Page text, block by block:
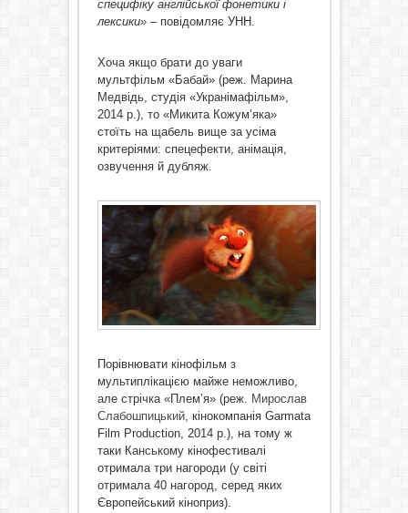
специфіку англійської фонетики і
лексики»– повідомляє УНН.
Хоча якщо брати до уваги
мультфільм «Бабай» (реж. Марина
Медвідь, студія «Укранімафільм»,
2014 р.), то «Микита Кожум’яка»
стоїть на щабель вище за усіма
критеріями: спецефекти, анімація,
озвучення й дубляж.
Порівнювати кінофільм з
мультиплікацією майже неможливо,
але стрічка «Плем’я» (реж.
Мирослав
Слабошпицький, кінокомпанія Garmata
Film Production, 2014 р.), на тому ж
таки Канському кінофестивалі
отримала три нагороди (у світі
отримала 40 нагород, серед яких
Європейський кіноприз).